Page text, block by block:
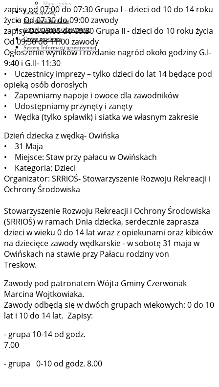
Mapa gminy
Załatw sprawę
Pozyskane fundusze
GOSPODARKA ODPADAMI
Czyste powietrze
System Informacji przestrzennej
zapisy od 07:00 do 07:30 Grupa I - dzieci od 10 do 14 roku
życia Od 07:30 do 09:00 zawody
zapisy Od 09:00 do 09:30 Grupa II - dzieci do 10 roku życia
Od 09:30 do 11:00 zawody
Ogłoszenie wyników i rozdanie nagród około godziny G.I-
9:40 i G.II- 11:30
• Uczestnicy imprezy – tylko dzieci do lat 14 będące pod
opieką osób dorosłych
• Zapewniamy napoje i owoce dla zawodników
• Udostępniamy przynęty i zanęty
• Wędka (tylko spławik) i siatka we własnym zakresie
Dzień dziecka z wędką- Owińska
• 31 Maja
• Miejsce: Staw przy pałacu w Owińskach
• Kategoria: Dzieci
Organizator: SRRiOŚ- Stowarzyszenie Rozwoju Rekreacji i
Ochrony Środowiska
Stowarzyszenie Rozwoju Rekreacji i Ochrony Środowiska
(SRRiOŚ) w ramach Dnia dziecka, serdecznie zaprasza
dzieci w wieku 0 do 14 lat wraz z opiekunami oraz kibiców
na dziecięce zawody wędkarskie - w sobotę 31 maja w
Owińskach na stawie przy Pałacu rodziny von
Treskow.
Zawody pod patronatem Wójta Gminy Czerwonak
Marcina Wojtkowiaka.
Zawody odbędą się w dwóch grupach wiekowych: 0 do 10
lat i 10 do 14 lat. Zapisy:
- grupa 10-14 od godz.
- grupa 0-10 od godz. 8.00